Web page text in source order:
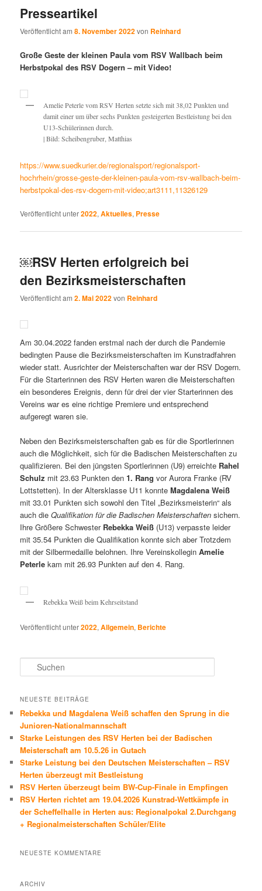
Presseartikel
Veröffentlicht am8. November 2022von Reinhard
Große Geste der kleinen Paula vom RSV Wallbach beim
Herbstpokal des RSV Dogern – mit Video!
Amelie Peterle vom RSV Herten setzte sich mit 38,02 Punkten und
damit einer um über sechs Punkten gesteigerten Bestleistung bei den
U13-Schülerinnen durch.
| Bild: Scheibengruber, Matthias
https://www.suedkurier.de/regionalsport/regionalsport-
hochrhein/grosse-geste-der-kleinen-paula-vom-rsv-wallbach-beim-
herbstpokal-des-rsv-dogern-mit-video;art3111,11326129
Veröffentlicht unter2022,Aktuelles, Presse
￼RSV Herten erfolgreich bei
den Bezirksmeisterschaften
Veröffentlicht am2. Mai 2022von Reinhard
Am 30.04.2022 fanden erstmal nach der durch die Pandemie
bedingten Pause die Bezirksmeisterschaften im Kunstradfahren
wieder statt. Ausrichter der Meisterschaften war der RSV Dogern.
Für die Starterinnen des RSV Herten waren die Meisterschaften
ein besonderes Ereignis, denn für drei der vier Starterinnen des
Vereins war es eine richtige Premiere und entsprechend
aufgeregt waren sie.
Neben den Bezirksmeisterschaften gab es für die Sportlerinnen
auch die Möglichkeit, sich für die Badischen Meisterschaften zu
qualifizieren. Bei den jüngsten Sportlerinnen (U9) erreichte Rahel
Schulz mit 23.63 Punkten den1. Rang vor Aurora Franke (RV
Lottstetten). In der Altersklasse U11 konnteMagdalena Weiß
mit 33.01 Punkten sich sowohl den Titel „Bezirksmeisterin“ als
auch dieQualifikation für die Badischen Meisterschaften sichern.
Ihre Größere Schwester Rebekka Weiß (U13) verpasste leider
mit 35.54 Punkten die Qualifikation konnte sich aber Trotzdem
mit der Silbermedaille belohnen. Ihre VereinskolleginAmelie
Peterlekam mit 26.93 Punkten auf den 4. Rang.
Rebekka Weiß beim Kehrseitstand
Veröffentlicht unter2022,Allgemein, Berichte
u
h
n
NEUESTE BEITRÄGE
Rebekka und Magdalena Weiß schaffen den Sprung in die
Junioren-Nationalmannschaft
Starke Leistungen des RSV Herten bei der Badischen
Meisterschaft am 10.5.26 in Gutach
Starke Leistung bei den Deutschen Meisterschaften – RSV
Herten überzeugt mit Bestleistung
RSV Herten überzeugt beim BW-Cup-Finale in Empfingen
RSV Herten richtet am 19.04.2026 Kunstrad-Wettkämpfe in
der Scheffelhalle in Herten aus: Regionalpokal 2.Durchgang
+ Regionalmeisterschaften Schüler/Elite
NEUESTE KOMMENTARE
ARCHIV